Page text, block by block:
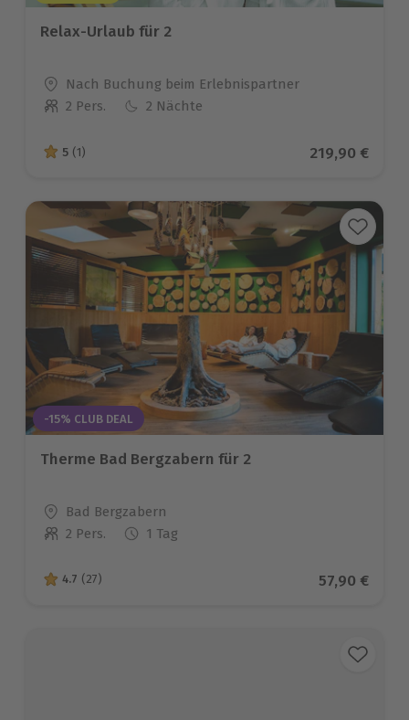
Relax-Urlaub für 2
Standort
Nach Buchung beim Erlebnispartner
Anzahl der Teilnehmer
2 Pers. 2 Nächte
5 von 5 Sternen basierend auf 1 Bewertungen
5 (1) Aktueller
219,90 €
-15% CLUB DEAL
Therme Bad Bergzabern für 2
Standort
Bad Bergzabern
Anzahl der Teilnehmer
2 Pers. 1 Tag
4.7 von 5 Sternen basierend auf 27 Bewertungen
4.7 (27) Aktueller
57,90 €